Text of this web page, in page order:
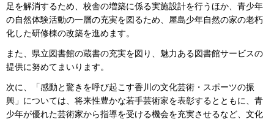
足を解消するため、校舎の増築に係る実施設計を行うほか、青少年
の自然体験活動の一層の充実を図るため、屋島少年自然の家の老朽
化した研修棟の改築を進めます。
また、県立図書館の蔵書の充実を図り、魅力ある図書館サービスの
提供に努めてまいります。
次に、「感動と驚きを呼び起こす香川の文化芸術・スポーツの振
興」については、将来性豊かな若手芸術家を表彰するとともに、青
少年が優れた芸術家から指導を受ける機会を充実させるなど、文化